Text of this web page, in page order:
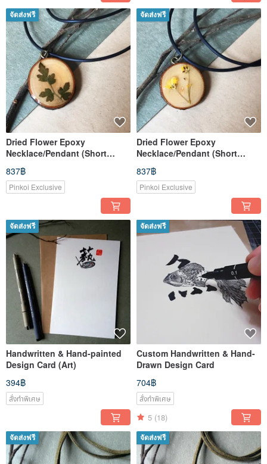
จัดส่งฟรี
Dried Flower Epoxy
Necklace/Pendant (Short
Style)
837฿
Pinkoi Exclusive
จัดส่งฟรี
Dried Flower Epoxy
Necklace/Pendant (Short
Style)
837฿
Pinkoi Exclusive
จัดส่งฟรี
Handwritten & Hand-painted
Design Card (Art)
394฿
สั่งทำพิเศษ
จัดส่งฟรี
Custom Handwritten & Hand-
Drawn Design Card
704฿
สั่งทำพิเศษ
5 (18)
จัดส่งฟรี จัดส่งฟรี